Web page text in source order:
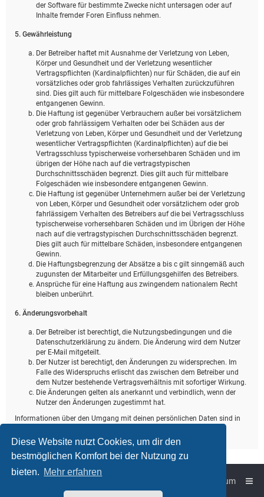
Diese Website nutzt Cookies, um dir den
bestmöglichen Komfort bei der Nutzung zu
bieten. Mehr erfahren
der Software für bestimmte Zwecke nicht untersagen oder auf
Inhalte fremder Foren Einfluss nehmen.
5. Gewährleistung
Der Betreiber haftet mit Ausnahme der Verletzung von Leben,
Körper und Gesundheit und der Verletzung wesentlicher
Vertragspflichten (Kardinalpflichten) nur für Schäden, die auf ein
vorsätzliches oder grob fahrlässiges Verhalten zurückzuführen
sind. Dies gilt auch für mittelbare Folgeschäden wie insbesondere
entgangenen Gewinn.
Die Haftung ist gegenüber Verbrauchern außer bei vorsätzlichem
oder grob fahrlässigem Verhalten oder bei Schäden aus der
Verletzung von Leben, Körper und Gesundheit und der Verletzung
wesentlicher Vertragspflichten (Kardinalpflichten) auf die bei
Vertragsschluss typischerweise vorhersehbaren Schäden und im
übrigen der Höhe nach auf die vertragstypischen
Durchschnittsschäden begrenzt. Dies gilt auch für mittelbare
Folgeschäden wie insbesondere entgangenen Gewinn.
Die Haftung ist gegenüber Unternehmern außer bei der Verletzung
von Leben, Körper und Gesundheit oder vorsätzlichem oder grob
fahrlässigem Verhalten des Betreibers auf die bei Vertragsschluss
typischerweise vorhersehbaren Schäden und im Übrigen der Höhe
nach auf die vertragstypischen Durchschnittsschäden begrenzt.
Dies gilt auch für mittelbare Schäden, insbesondere entgangenen
Gewinn.
Die Haftungsbegrenzung der Absätze a bis c gilt sinngemäß auch
zugunsten der Mitarbeiter und Erfüllungsgehilfen des Betreibers.
Ansprüche für eine Haftung aus zwingendem nationalem Recht
bleiben unberührt.
6. Änderungsvorbehalt
Der Betreiber ist berechtigt, die Nutzungsbedingungen und die
Datenschutzerklärung zu ändern. Die Änderung wird dem Nutzer
per E-Mail mitgeteilt.
Der Nutzer ist berechtigt, den Änderungen zu widersprechen. Im
Falle des Widerspruchs erlischt das zwischen dem Betreiber und
dem Nutzer bestehende Vertragsverhältnis mit sofortiger Wirkung.
Die Änderungen gelten als anerkannt und verbindlich, wenn der
Nutzer den Änderungen zugestimmt hat.
Informationen über den Umgang mit deinen persönlichen Daten sind in
Impressum